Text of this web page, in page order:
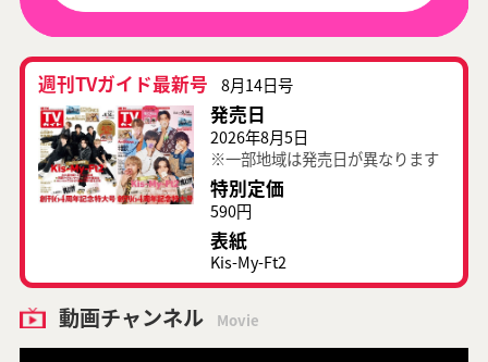
週刊TVガイド最新号 8月14日号
発売日
2026年8月5日
※一部地域は発売日が異なります
特別定価
590円
表紙
Kis-My-Ft2
動画チャンネル Movie